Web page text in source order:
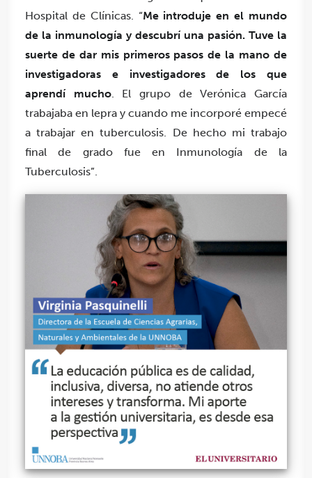
Hospital de Clínicas. “Me introduje en el mundo
de la inmunología y descubrí una pasión. Tuve la
suerte de dar mis primeros pasos de la mano de
investigadoras e investigadores de los que
aprendí mucho. El grupo de Verónica García
trabajaba en lepra y cuando me incorporé empecé
a trabajar en tuberculosis. De hecho mi trabajo
final de grado fue en Inmunología de la
Tuberculosis”.